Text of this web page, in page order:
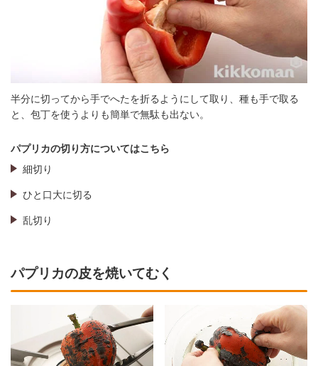
半分に切ってから手でへたを折るようにして取り、種も手で取る
と、包丁を使うよりも簡単で無駄も出ない。
パプリカの切り方についてはこちら
細切り
ひと口大に切る
乱切り
パプリカの皮を焼いてむく